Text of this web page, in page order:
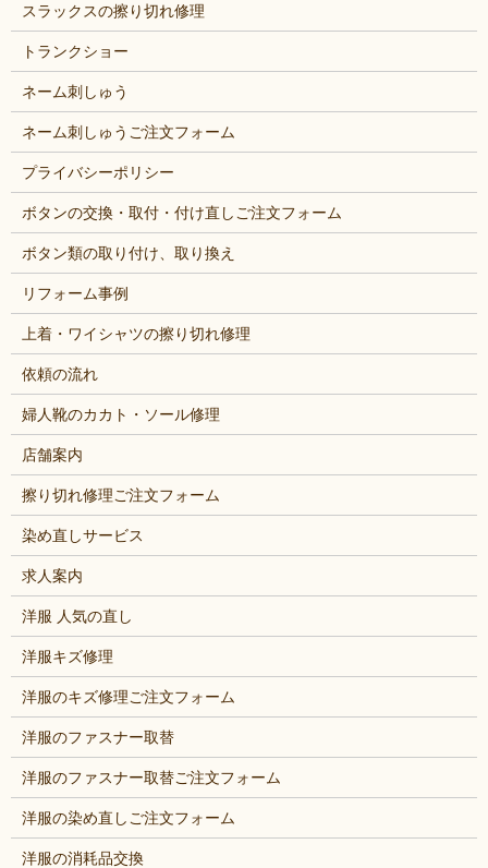
スラックスの擦り切れ修理
トランクショー
ネーム刺しゅう
ネーム刺しゅうご注文フォーム
プライバシーポリシー
ボタンの交換・取付・付け直しご注文フォーム
ボタン類の取り付け、取り換え
リフォーム事例
上着・ワイシャツの擦り切れ修理
依頼の流れ
婦人靴のカカト・ソール修理
店舗案内
擦り切れ修理ご注文フォーム
染め直しサービス
求人案内
洋服 人気の直し
洋服キズ修理
洋服のキズ修理ご注文フォーム
洋服のファスナー取替
洋服のファスナー取替ご注文フォーム
洋服の染め直しご注文フォーム
洋服の消耗品交換